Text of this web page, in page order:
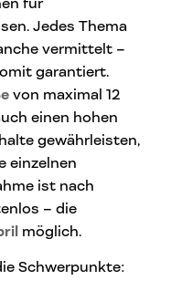
für
Jedes Thema
vermittelt –
garantiert.
von maximal 12
einen hohen
gewährleisten,
einzelnen
ist nach
– die
möglich.
Schwerpunkte: